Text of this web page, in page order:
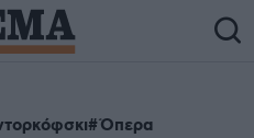
Όπερα